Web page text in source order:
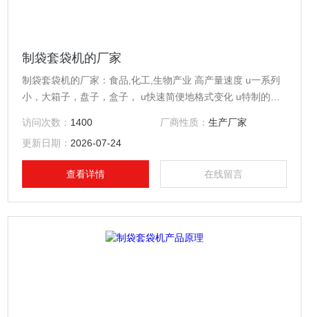
制袋套袋机的厂家
制袋套袋机的厂家：食品,化工,生物产业 高产量速度 u一系列
小，大箱子，盘子，盒子， u快速简便地格式变化 u特制的卷
裂开
访问次数： 1400 厂商性质： 生产厂家
更新日期： 2026-07-24
查看详情 在线留言